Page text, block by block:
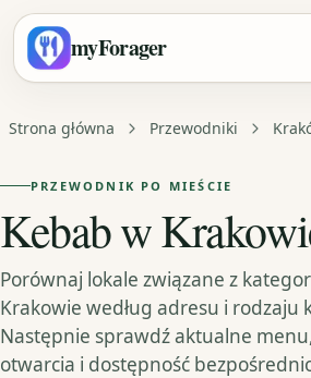
myForager
Strona główna Przewodniki
PRZEWODNIK PO MIEŚCIE
Kebab w
Porównaj lokale związane z
Krakowie według adresu i rodzaju
Następnie sprawdź aktualne
otwarcia i dostępność